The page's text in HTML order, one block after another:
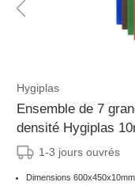
Hygiplas
Ensemble de 7
densité Hygiplas
1-3 jours ouvrés
Dimensions